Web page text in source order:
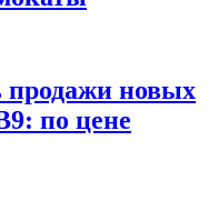
продажи новых
по цене